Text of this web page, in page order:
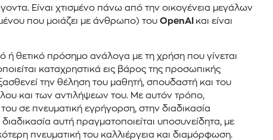
Είναι χτισμένο πάνω από την οικογένεια μεγάλων
που μοιάζει με άνθρωπο) του OpenAI και είναι
ή θετικό πρόσημο ανάλογα με τη χρήση που γίνεται
καταχρηστικά εις βάρος της προσωπικής
την θέληση του μαθητή, σπουδαστή και του
και των αντιλήψεων του. Με αυτόν τρόπο,
σε πνευματική εγρήγορση, στην διαδικασία
αυτή πραγματοποιείται υποσυνείδητα, με
πνευματική του καλλιέργεια και διαμόρφωση.